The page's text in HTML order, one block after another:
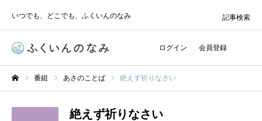
いつでも、どこでも、ふくいんのなみ
ログイン 会員登録
記事検索
番組 あさのことば 絶えず祈りなさい
絶えず祈りなさい